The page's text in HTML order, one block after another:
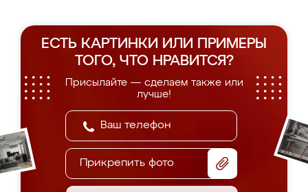
ЕСТЬ КАРТИНКИ ИЛИ ПРИМЕРЫ
ТОГО, ЧТО НРАВИТСЯ?
Присылайте — сделаем также или
лучше!
Прикрепить фото